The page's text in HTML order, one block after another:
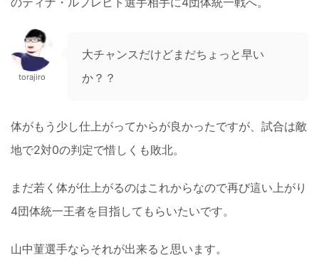
torajiro
大チャンスだけどまだちょっと早い
か？？
体がもう少し仕上がってからが良かったですが、試合は敵
地で2対0の判定で惜しくも敗北。
まだ若く体が仕上がるのはこれからなので再び這い上がり
4団体統一王者を目指してもらいたいです。
山中菫選手ならそれが出来ると思います。